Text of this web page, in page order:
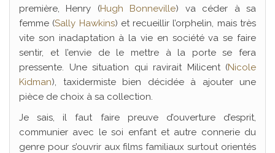
première, Henry (Hugh Bonneville) va céder à sa
femme (Sally Hawkins) et recueillir l’orphelin, mais très
vite son inadaptation à la vie en société va se faire
sentir, et l’envie de le mettre à la porte se fera
pressente. Une situation qui ravirait Milicent (Nicole
Kidman), taxidermiste bien décidée à ajouter une
pièce de choix à sa collection.
Je sais, il faut faire preuve d’ouverture d’esprit,
communier avec le soi enfant et autre connerie du
genre pour s’ouvrir aux films familiaux surtout orientés